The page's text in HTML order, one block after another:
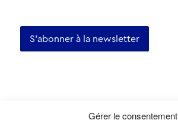
Gérer le consentement
S'abonner à la newsletter